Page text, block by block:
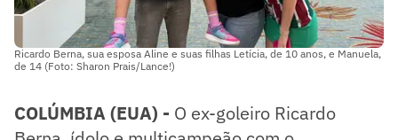
Ricardo Berna, sua esposa Aline e suas filhas Letícia, de 10 anos, e Manuela,
de 14 (Foto: Sharon Prais/Lance!)
COLÚMBIA (EUA) - O ex-goleiro Ricardo